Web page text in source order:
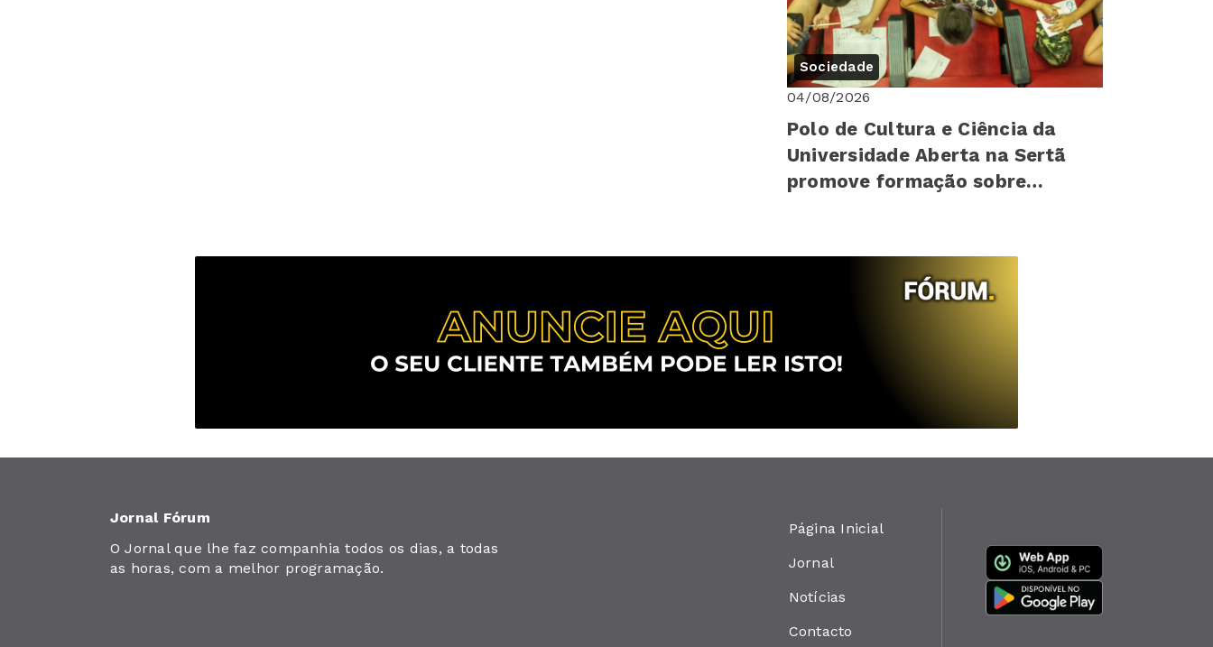
Sociedade
04/08/2026
Polo de Cultura e Ciência da
Universidade Aberta na Sertã
promove formação sobre
Jornal Fórum
O Jornal que lhe faz companhia todos os dias, a todas
as horas, com a melhor programação.
Página Inicial
Jornal
Notícias
Contacto